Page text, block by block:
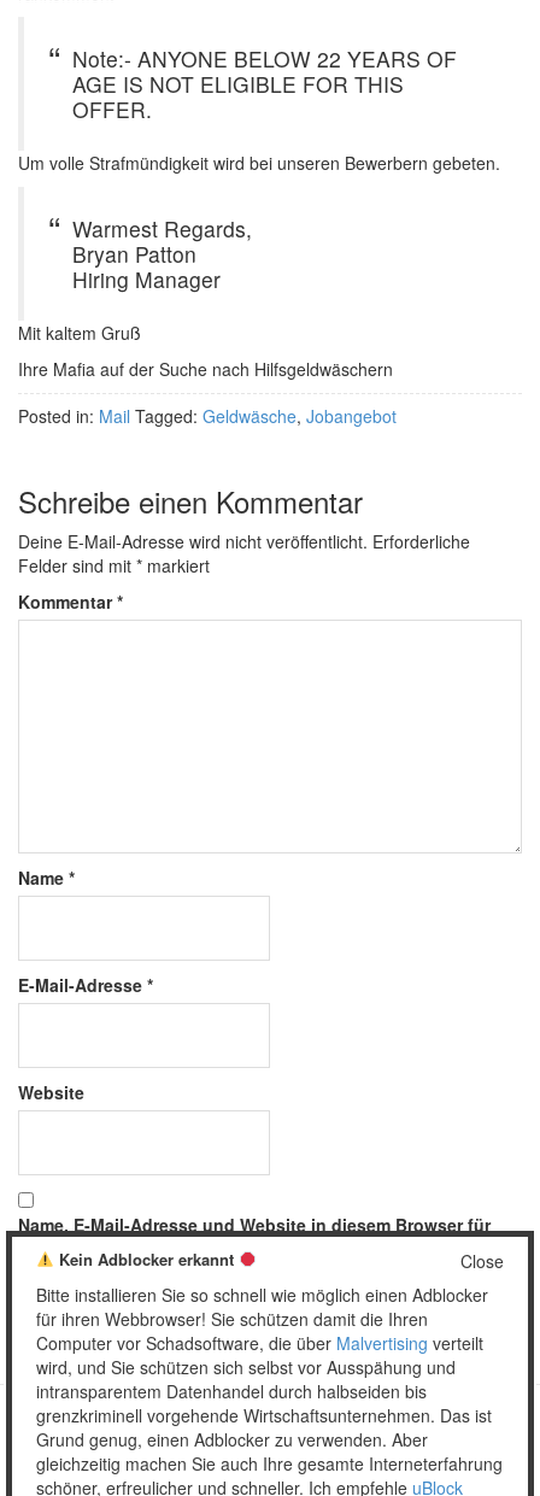
Note:- ANYONE BELOW 22 YEARS OF
AGE IS NOT ELIGIBLE FOR THIS
OFFER.
Um volle Strafmündigkeit wird bei unseren Bewerbern gebeten.
Warmest Regards,
Bryan Patton
Hiring Manager
Mit kaltem Gruß
Ihre Mafia auf der Suche nach Hilfsgeldwäschern
Posted in: Mail Tagged: Geldwäsche, Jobangebot
Schreibe einen Kommentar
Deine E-Mail-Adresse wird nicht veröffentlicht. Erforderliche
Felder sind mit * markiert
Kommentar*
Name *
E-Mail-Adresse *
Website
Name, E-Mail-Adresse und Website in diesem Browser für
meinen nächsten Kommentar speichern.
Copyright © 2026 Unser täglich Spam.
MobileWordPress Theme by themehall.com
Close
Kein Adblocker erkannt
Bitte installieren Sie so schnell wie möglich einen Adblocker
für ihren Webbrowser! Sie schützen damit die Ihren
Computer vor Schadsoftware, die über Malvertising verteilt
wird, und Sie schützen sich selbst vor Ausspähung und
intransparentem Datenhandel durch halbseiden bis
grenzkriminell vorgehende Wirtschaftsunternehmen. Das ist
Grund genug, einen Adblocker zu verwenden. Aber
gleichzeitig machen Sie auch Ihre gesamte Interneterfahrung
schöner, erfreulicher und schneller. Ich empfehle uBlock